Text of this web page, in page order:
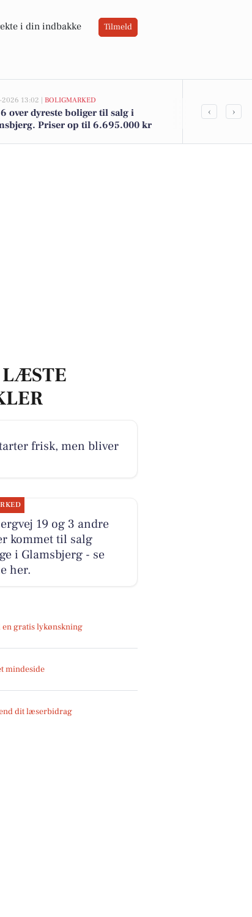
i din indbakke Tilmeld
13:02 | BOLIGMARKED
over dyreste boliger til salg i
Priser op til 6.695.000 kr
‹ ›
LÆSTE
frisk, men bliver
19 og 3 andre
kommet til salg
i Glamsbjerg - se
her.
en gratis lykønskning
mindeside
dit læserbidrag